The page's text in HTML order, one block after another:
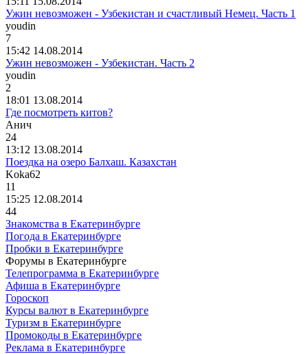
Ужин невозможен - Узбекистан и счастливый Немец. Часть 1
youdin
7
15:42 14.08.2014
Ужин невозможен - Узбекистан. Часть 2
youdin
2
18:01 13.08.2014
Где посмотреть китов?
Анич
24
13:12 13.08.2014
Поездка на озеро Балхаш. Казахстан
Koka62
11
15:25 12.08.2014
44
Знакомства в Екатеринбурге
Погода в Екатеринбурге
Пробки в Екатеринбурге
Форумы в Екатеринбурге
Телепрограмма в Екатеринбурге
Афиша в Екатеринбурге
Гороскоп
Курсы валют в Екатеринбурге
Туризм в Екатеринбурге
Промокоды в Екатеринбурге
Реклама в Екатеринбурге